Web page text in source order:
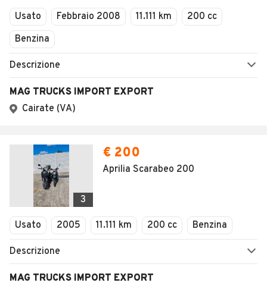
Concessionari